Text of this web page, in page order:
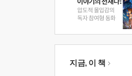
지금, 이 책